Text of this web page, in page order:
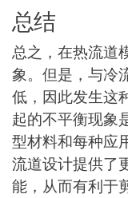
总结
总之，在热流道
象。但是，与冷
低，因此发生这
起的不平衡现象
型材料和每种应
流道设计提供了
能，从而有利于